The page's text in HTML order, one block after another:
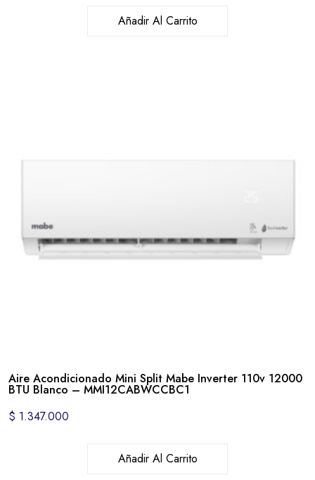
Añadir Al Carrito
Aire Acondicionado Mini Split Mabe Inverter 110v 12000
BTU Blanco – MMI12CABWCCBC1
$ 1.347.000
Añadir Al Carrito